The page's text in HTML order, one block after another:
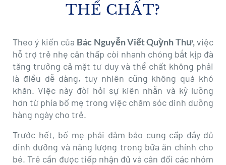
THỂ CHẤT?
Theo ý kiến của Bác Nguyễn Viết Quỳnh Thư,việc
hỗ trợ trẻ nhẹ cân thấp còi nhanh chóng bắt kịp đà
tăng trưởng cả mặt tư duy và thể chất không phải
là điều dễ dàng, tuy nhiên cũng không quá khó
khăn. Việc này đòi hỏi sự kiên nhẫn và kỹ lưỡng
hơn từ phía bố mẹ trong việc chăm sóc dinh dưỡng
hàng ngày cho trẻ.
Trước hết, bố mẹ phải đảm bảo cung cấp đầy đủ
dinh dưỡng và năng lượng trong bữa ăn chính cho
bé. Trẻ cần được tiếp nhận đủ và cân đối các nhóm